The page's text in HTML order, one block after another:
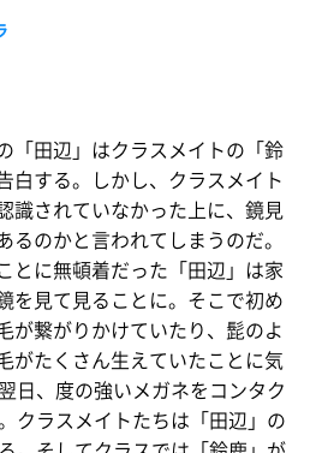
「田辺」はクラスメイトの「鈴
白する。しかし、クラスメイト
識されていなかった上に、鏡見
るのかと言われてしまうのだ。
とに無頓着だった「田辺」は家
を見て見ることに。そこで初め
が繋がりかけていたり、髭のよ
がたくさん生えていたことに気
日、度の強いメガネをコンタク
クラスメイトたちは「田辺」の